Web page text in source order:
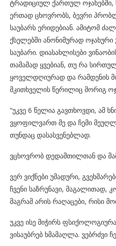
ტრადიციულ ქართულ ოჯახებში,
ერთად ცხოვრობს, ბევრი
საუბარს ერიდებიან. ამიტომ
ქსელებში ანონიმურად
საუბარი. დიასახლისები
თამამად ყვებიან, თუ რა
ყოველდღიურად და რამდენის
მკითხველის წერილიც მორიგ
“უკვე 6 წელია გავთხოვდი, ამ
ვყოფილვართ მე და ჩემი
თუნდაც დასასვენებლად.
ვცხოვრობ დედამთილთან და
ვერ ვიქნები უმადური,
ჩვენი საზრუნავი, მაგალითად,
მაგრამ არის რაღაცები, რისი
უკვე ისე მიჭირს
ვისაუბრებ ხმამაღლა. ვებრძვი